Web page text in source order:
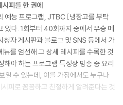
시피를 한 권에
예능 프로그램, JTBC [냉장고를 부탁
있다. 1회부터 40회까지 중에서 우승 메
청자 게시판과 블로그 및 SNS 등에서 가
를 엄선해 그 상세 레시피를 수록한 것
해야 하는 프로그램 특성상 방송 중 요리
일 수 있는데, 이를 가정에서도 누구나
피로 꼼꼼하고 친절하게 알려준다는 것